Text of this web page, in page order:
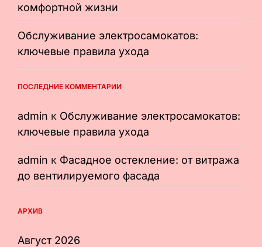
комфортной жизни
Обслуживание электросамокатов:
ключевые правила ухода
ПОСЛЕДНИЕ КОММЕНТАРИИ
admin к Обслуживание электросамокатов:
ключевые правила ухода
admin к Фасадное остекление: от витража
до вентилируемого фасада
АРХИВ
Август 2026